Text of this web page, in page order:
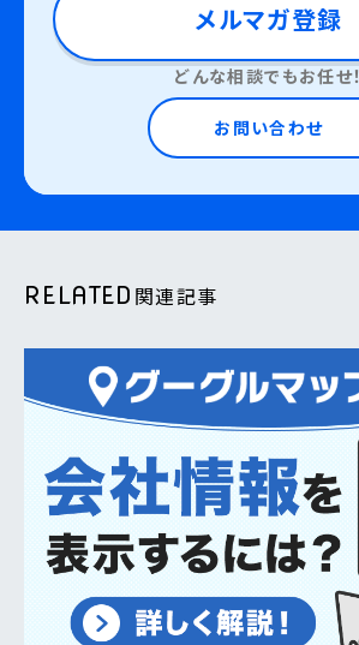
メルマガ登録
どんな相談でもお任せ！
お問い合わせ
RELATED 関連記事